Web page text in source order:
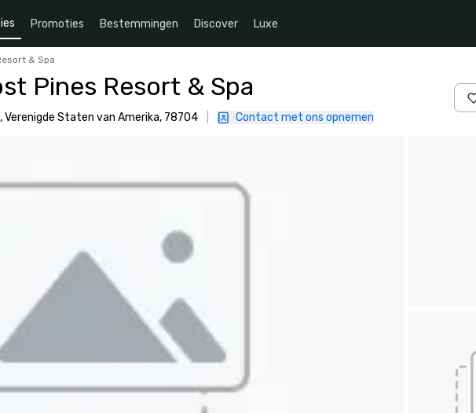
Promoties Bestemmingen Discover Luxe
& Spa
Pines Resort & Spa
Verenigde Staten van Amerika, 78704 Contact met ons opnemen